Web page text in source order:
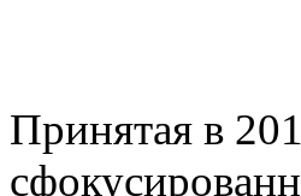
Принятая в